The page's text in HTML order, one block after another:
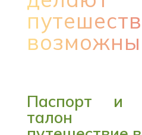
Паспорт и
талон